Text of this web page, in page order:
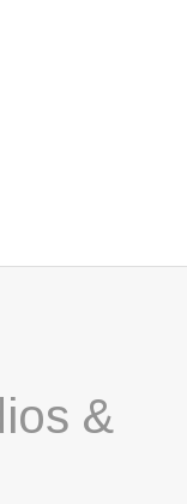
&